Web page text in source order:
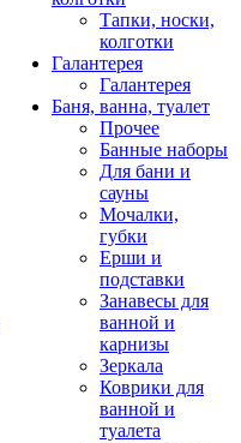
Тапки, носки,
колготки
Галантерея
Галантерея
Баня, ванна, туалет
Прочее
Банные наборы
Для бани и
сауны
Мочалки,
губки
Ерши и
подставки
Занавесы для
ванной и
карнизы
Зеркала
Коврики для
ванной и
туалета